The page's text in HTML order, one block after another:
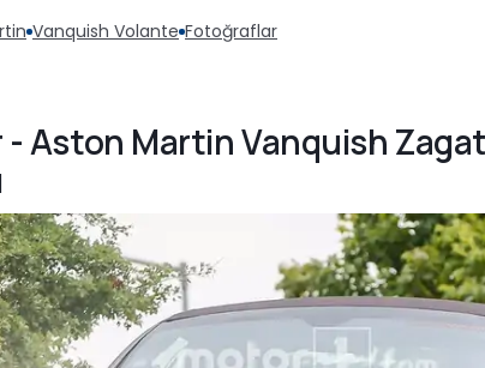
Vanquish Volante Fotoğraflar
Aston Martin Vanquish